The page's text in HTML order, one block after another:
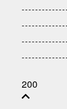
200